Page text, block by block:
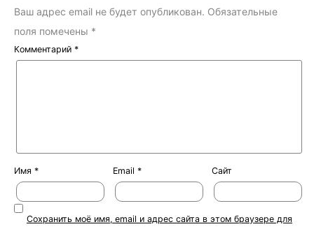
Ваш адрес email не будет опубликован. Обязательные
поля помечены *
Комментарий *
Имя * Email * Сайт
Сохранить моё имя, email и адрес сайта в этом браузере для